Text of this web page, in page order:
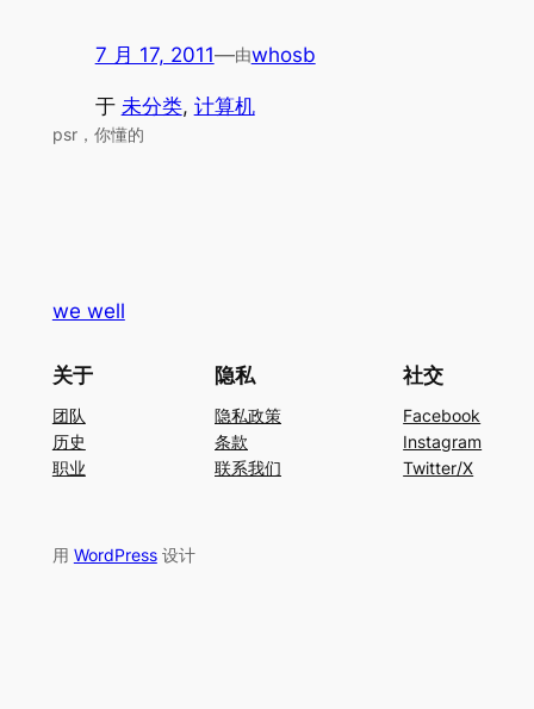
7 月 17, 2011—由whosb
于 未分类, 计算机
psr，你懂的
we well
关于
团队
历史
职业
隐私
隐私政策
条款
联系我们
社交
Facebook
Instagram
Twitter/X
用 WordPress设计